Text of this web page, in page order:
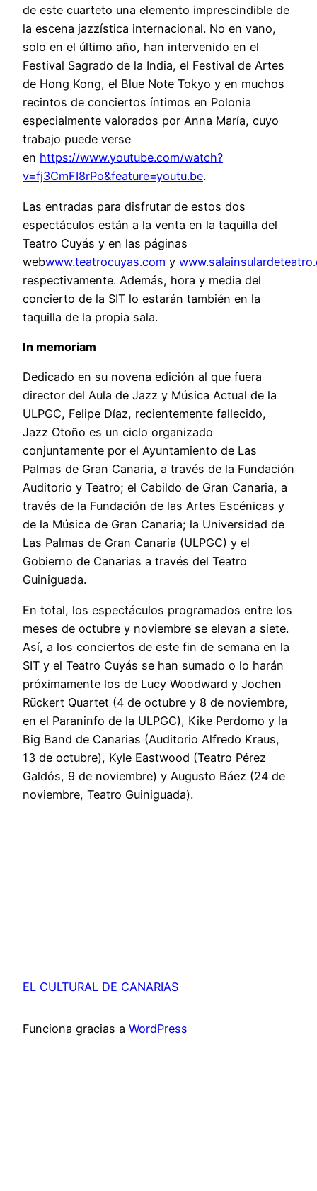
de este cuarteto una elemento imprescindible de
la escena jazzística internacional. No en vano,
solo en el último año, han intervenido en el
Festival Sagrado de la India, el Festival de Artes
de Hong Kong, el Blue Note Tokyo y en muchos
recintos de conciertos íntimos en Polonia
especialmente valorados por Anna María, cuyo
trabajo puede verse
en https://www.youtube.com/watch?
v=fj3CmFI8rPo&feature=youtu.be.
Las entradas para disfrutar de estos dos
espectáculos están a la venta en la taquilla del
Teatro Cuyás y en las páginas
webwww.teatrocuyas.com y
respectivamente. Además, hora y media del
concierto de la SIT lo estarán también en la
taquilla de la propia sala.
In memoriam
Dedicado en su novena edición al que fuera
director del Aula de Jazz y Música Actual de la
ULPGC, Felipe Díaz, recientemente fallecido,
Jazz Otoño es un ciclo organizado
conjuntamente por el Ayuntamiento de Las
Palmas de Gran Canaria, a través de la Fundación
Auditorio y Teatro; el Cabildo de Gran Canaria, a
través de la Fundación de las Artes Escénicas y
de la Música de Gran Canaria; la Universidad de
Las Palmas de Gran Canaria (ULPGC) y el
Gobierno de Canarias a través del Teatro
Guiniguada.
En total, los espectáculos programados entre los
meses de octubre y noviembre se elevan a siete.
Así, a los conciertos de este fin de semana en la
SIT y el Teatro Cuyás se han sumado o lo harán
próximamente los de Lucy Woodward y Jochen
Rückert Quartet (4 de octubre y 8 de noviembre,
en el Paraninfo de la ULPGC), Kike Perdomo y la
Big Band de Canarias (Auditorio Alfredo Kraus,
13 de octubre), Kyle Eastwood (Teatro Pérez
Galdós, 9 de noviembre) y Augusto Báez (24 de
noviembre, Teatro Guiniguada).
EL CULTURAL DE CANARIAS
Funciona gracias a WordPress